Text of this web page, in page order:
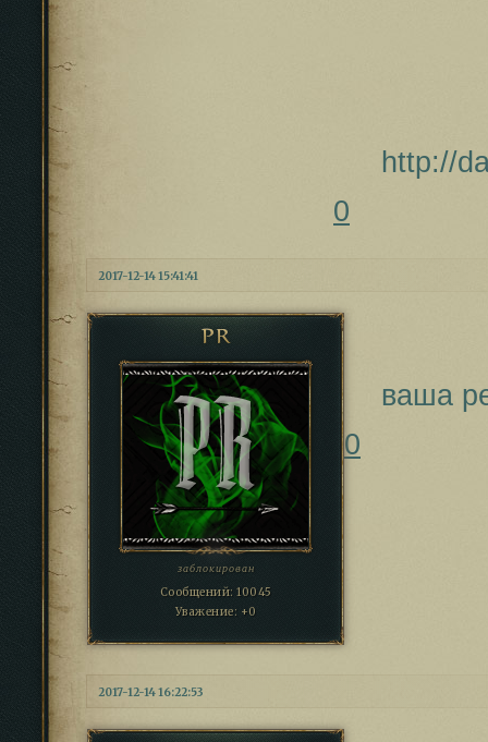
http://
0
2017-12-14 15:41:41
PR
заблокирован
Сообщений: 10045
Уважение: +0
ваша
0
2017-12-14 16:22:53